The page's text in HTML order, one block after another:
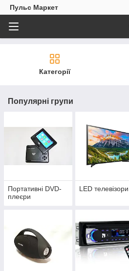
Пульс Маркет
Категорії
Популярні групи
Портативні DVD-
плеєри
LED телевізори